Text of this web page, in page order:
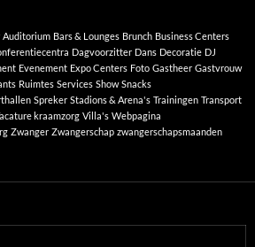
Auditorium Bars & Lounges Brunch Business Centers
Dagvoorzitter Dans Decoratie DJ
Evenement Expo Centers Foto Gastheer Gastvrouw
Ruimtes Services Show Snacks
Spreker Stadions & Arena's Trainingen Transport
kraamzorg Villa's Webpagina
Zwanger Zwangerschap zwangerschapsmaanden